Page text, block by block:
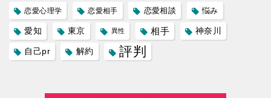
恋愛心理学 恋愛相手 恋愛相談 悩み
愛知 東京 異性 相手 神奈川
自己pr 解約 評判